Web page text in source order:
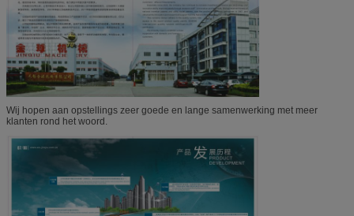
Wij hopen aan opstellings zeer goede en lange samenwerking met meer
klanten rond het woord.